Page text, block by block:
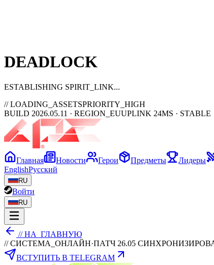
DEADLOCK
ESTABLISHING SPIRIT_LINK
// LOADING_ASSETSPRIORITY_HIGH
BUILD 2026.05.11 · REGION_EUUPLINK 24MS · STABLE
Главная Новости Герои Предметы Лидеры
EnglishРусский
RU
Войти
RU
// НА_ГЛАВНУЮ
// СИСТЕМА_ОНЛАЙН·ПАТЧ 26.05
ВСТУПИТЬ В TELEGRAM